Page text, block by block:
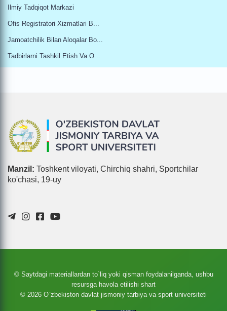
Ilmiy Tadqiqot Markazi
Ofis Registratori Xizmatlari B...
Jamoatchilik Bilan Aloqalar Bo...
Tadbirlarni Tashkil Etish Va O...
Manzil: Toshkent viloyati, Chirchiq shahri, Sportchilar
ko'chasi, 19-uy
© Saytdagi materiallardan to`liq yoki qisman foydalanilganda, ushbu
resursga havola etilishi shart
© 2026 O`zbekiston davlat jismoniy tarbiya va sport universiteti